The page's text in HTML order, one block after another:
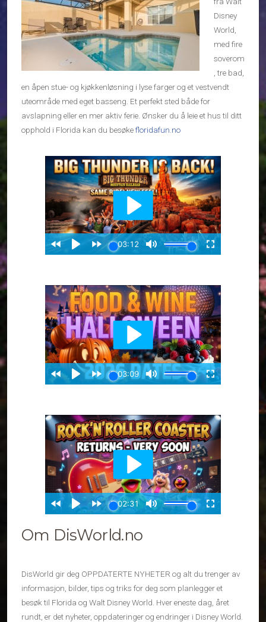
Disney
World,
med fire
soverom
, tre bad,
en åpen stue- og kjøkkenløsning i lyse farger og et vestvendt
uteområde med eget basseng. Et perfekt sted både for
avslapning eller en mer aktiv ferie. Ønsker du å leie et hus til ditt
opphold i Florida kan du besøkefloridafun.no
Om DisWorld.no
DisWorld gir deg OPPDATERTE NYHETER og alt du trenger av
informasjon, bilder, tips og triks for deg som planlegger et
besøk til Florida og Walt Disney World. Hver eneste dag, året
rundt, er det nyheter, oppdateringer og endringer i Disney World.